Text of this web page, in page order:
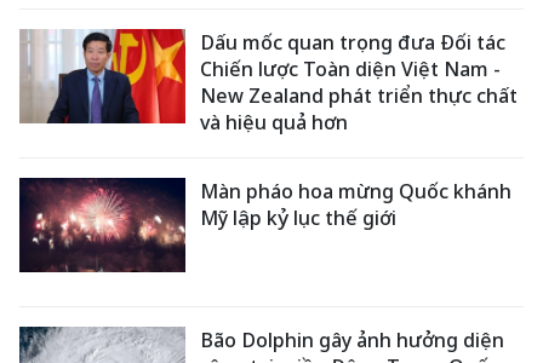
Dấu mốc quan trọng đưa Đối tác
Chiến lược Toàn diện Việt Nam -
New Zealand phát triển thực chất
và hiệu quả hơn
Màn pháo hoa mừng Quốc khánh
Mỹ lập kỷ lục thế giới
Bão Dolphin gây ảnh hưởng diện